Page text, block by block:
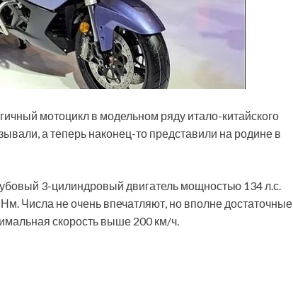
мотоцикл в модельном ряду итало-китайского
а теперь наконец-то представили на родине в
3-цилиндровый двигатель мощностью 134 л.с.
Числа не очень впечатляют, но вполне достаточные
скорость выше 200 км/ч.